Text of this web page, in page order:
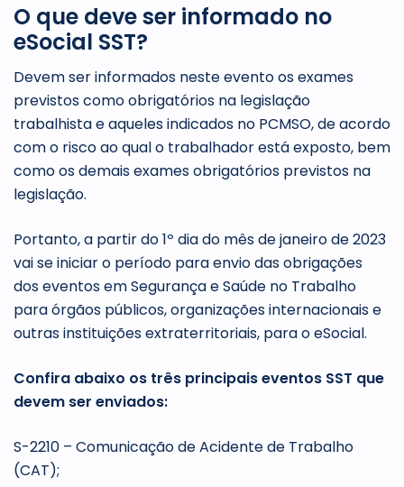
O que deve ser informado no
eSocial SST?
Devem ser informados neste evento os exames
previstos como obrigatórios na legislação
trabalhista e aqueles indicados no PCMSO, de acordo
com o risco ao qual o trabalhador está exposto, bem
como os demais exames obrigatórios previstos na
legislação.
Portanto, a partir do 1º dia do mês de janeiro de 2023
vai se iniciar o período para envio das obrigações
dos eventos em Segurança e Saúde no Trabalho
para órgãos públicos, organizações internacionais e
outras instituições extraterritoriais, para o eSocial.
Confira abaixo os três principais eventos SST que
devem ser enviados:
S-2210 – Comunicação de Acidente de Trabalho
(CAT);